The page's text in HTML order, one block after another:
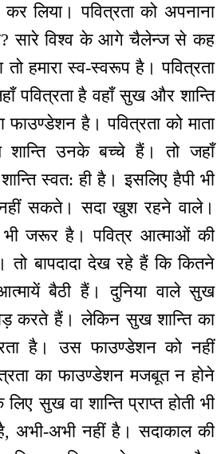
लिया। पवित्रता को अपनाना
सारे विश्व के आगे चैलेन्ज से कह
हमारा स्व-स्वरूप है। पवित्रता
पवित्रता है वहाँ सुख और शान्ति
फाउण्डेशन है। पवित्रता को माता
उनके बच्चे हैं। तो जहाँ
स्वत: ही है। इसलिए हैपी भी
सकते। सदा खुश रहने वाले।
भी जरूर है। पवित्र आत्माओं की
तो बापदादा देख रहे हैं कि कितने
बैठी हैं। दुनिया वाले सुख
करते हैं। लेकिन सुख शान्ति का
है। उस फाउण्डेशन को नहीं
का फाउण्डेशन मजबूत न होने
सुख वा शान्ति प्राप्त होती भी
अभी-अभी नहीं है। सदाकाल की